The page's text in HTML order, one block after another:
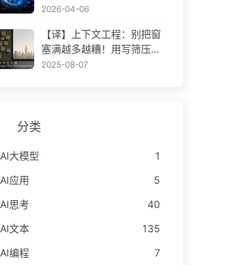
——被低估了 56 年的管理
——慢慢学AI171
2026-04-06
【译】上下文工程：别把窗
塞满越多越糟！用写筛压隔
四步，警惕投毒干扰混淆冲
2025-08-07
分类
AI大模型
1
AI应用
5
AI思考
40
AI文本
135
AI编程
7